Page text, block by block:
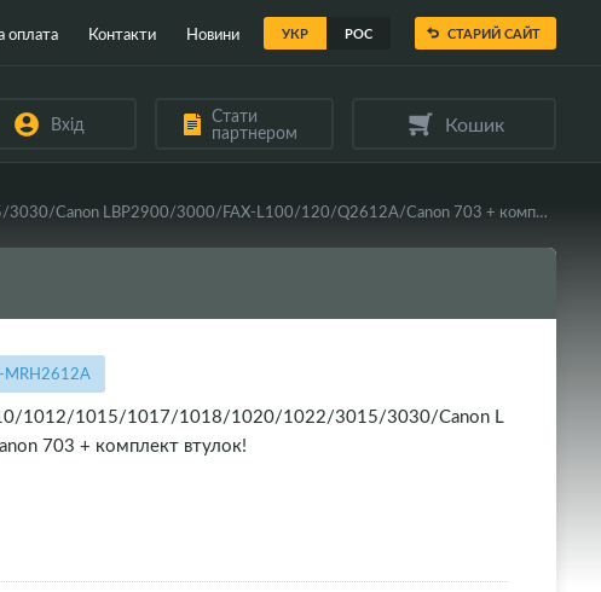
УКР РОС
оплата Контакти Новини СТАРИЙ САЙТ
Вхід Стати
партнером Кошик
Вал магнітний в зборі WELLDO HP LJ 1010/1012/1015/1017/1018/1020/1022/3015/3030/Canon LBP2900/3000/FAX-L100/120/Q2612A/Canon 703 + комплект втулок!
MRH2612A
1012/1015/1017/1018/1020/1022/3015/3030/Canon L
703 + комплект втулок!